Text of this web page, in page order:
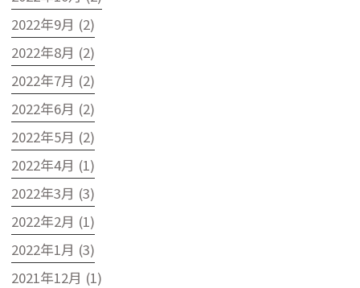
2022年9月 (2)
2022年8月 (2)
2022年7月 (2)
2022年6月 (2)
2022年5月 (2)
2022年4月 (1)
2022年3月 (3)
2022年2月 (1)
2022年1月 (3)
2021年12月 (1)